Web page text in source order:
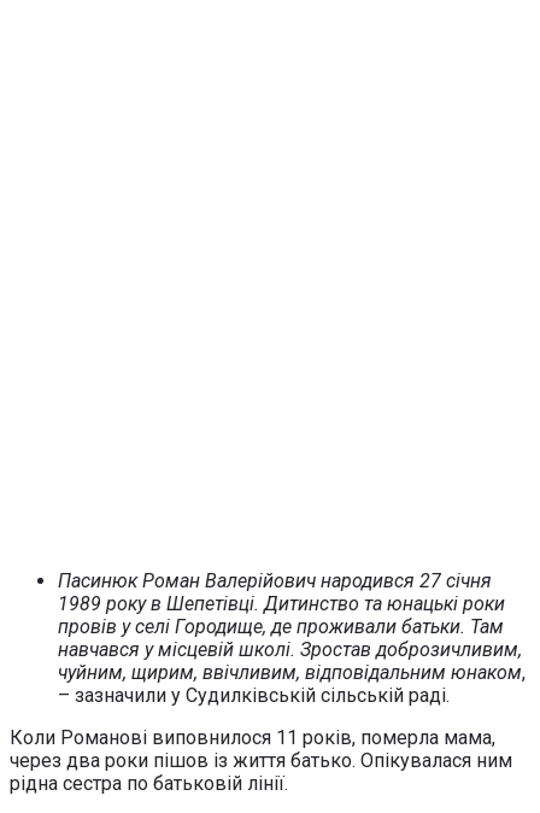
Пасинюк Роман Валерійович народився 27 січня
1989 року в Шепетівці. Дитинство та юнацькі роки
провів у селі Городище, де проживали батьки. Там
навчався у місцевій школі. Зростав доброзичливим,
чуйним, щирим, ввічливим, відповідальним юнаком,
– зазначили у Судилківській сільській раді.
Коли Романові виповнилося 11 років, померла мама,
через два роки пішов із життя батько. Опікувалася ним
рідна сестра по батьковій лінії.